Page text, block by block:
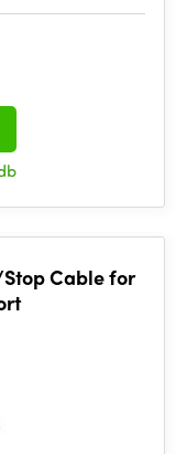
Cable for